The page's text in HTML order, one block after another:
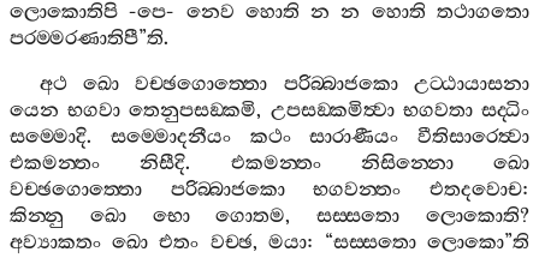
ලොකොතිපි -පෙ- නෙව හොති න න හොති තථාගතො
පරම‍්මරණාතිපී”ති.
අථ
ඛො වච‍්ඡගොත‍්තො පරිබ‍්බාජකො
උට‍්ඨායාසනා
යෙන භගවා තෙනුපසඞ‍්කමි, උපසඞ‍්කමිත්‍වා භගවතා සද‍්ධිං
සම‍්මොදි. සම‍්මොදනීයං කථං සාරාණීයං
වීතිසාරෙත්‍වා
එකමන‍්තං
නිසීදි. එකමන‍්තං නිසින‍්නො
ඛො
වච‍්ඡගොත‍්තො
පරිබ‍්බාජකො භගවන‍්තං එතදවොච:
කින‍්නු
ඛො භො ගොතම,සස‍්සතො ලොකොති?
අව්‍යාකතං ඛො එතං වච‍්ඡ, මයා: “සස‍්සතො ලොකො”ති